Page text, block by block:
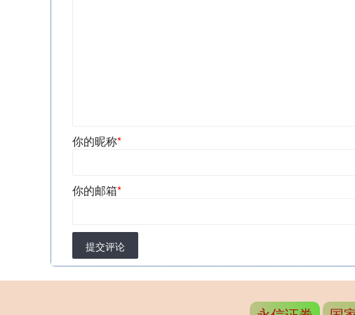
你的昵称*
你的邮箱*
提交评论